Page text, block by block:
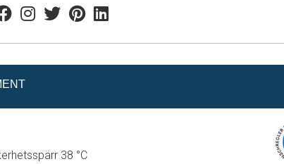
Instagram
TwitterPinterestLinkedin
38 °C